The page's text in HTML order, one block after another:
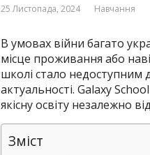
25 Листопада, 2024 Навчання
В умовах війни багато
місце проживання або
школі стало недоступним
актуальності. Galaxy
якісну освіту незалежно
Зміст